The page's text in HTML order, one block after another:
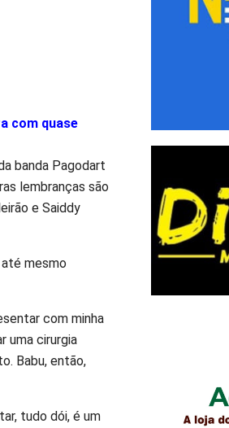
com quase
banda Pagodart
lembranças são
e Saiddy
mesmo
com minha
uma cirurgia
Babu, então,
tudo dói, é um